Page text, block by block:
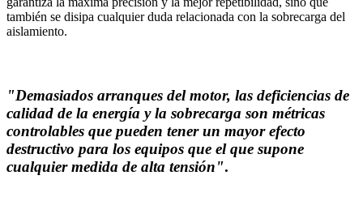
también se disipa cualquier duda relacionada con la sobrecarga del
aislamiento.
"Demasiados arranques del motor, las deficiencias de
calidad de la energía y la sobrecarga son métricas
controlables que pueden tener un mayor efecto
destructivo para los equipos que el que supone
cualquier medida de alta tensión".